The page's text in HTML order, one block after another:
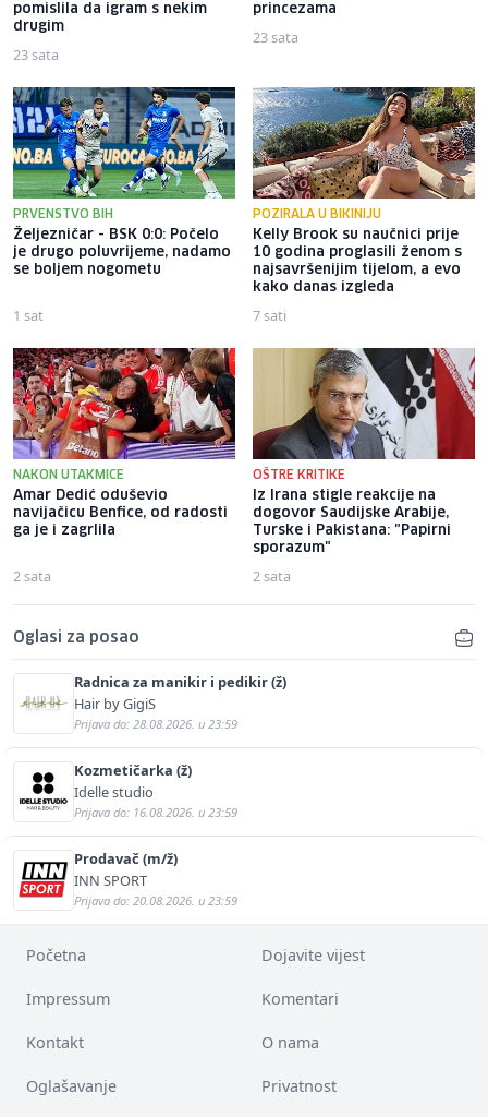
pomislila da igram s nekim
drugim
23 sata
princezama
23 sata
PRVENSTVO BIH
Željezničar - BSK 0:0: Počelo
je drugo poluvrijeme, nadamo
se boljem nogometu
1 sat
POZIRALA U BIKINIJU
Kelly Brook su naučnici prije
10 godina proglasili ženom s
najsavršenijim tijelom, a evo
kako danas izgleda
7 sati
NAKON UTAKMICE
Amar Dedić oduševio
navijačicu Benfice, od radosti
ga je i zagrlila
2 sata
OŠTRE KRITIKE
Iz Irana stigle reakcije na
dogovor Saudijske Arabije,
Turske i Pakistana: "Papirni
sporazum"
2 sata
Oglasi za posao
Radnica za manikir i pedikir (ž)
Hair by GigiS
Prijava do: 28.08.2026. u 23:59
Kozmetičarka (ž)
Idelle studio
Prijava do: 16.08.2026. u 23:59
Prodavač (m/ž)
INN SPORT
Prijava do: 20.08.2026. u 23:59
Početna Dojavite vijest
Impressum Komentari
Kontakt O nama
Oglašavanje Privatnost